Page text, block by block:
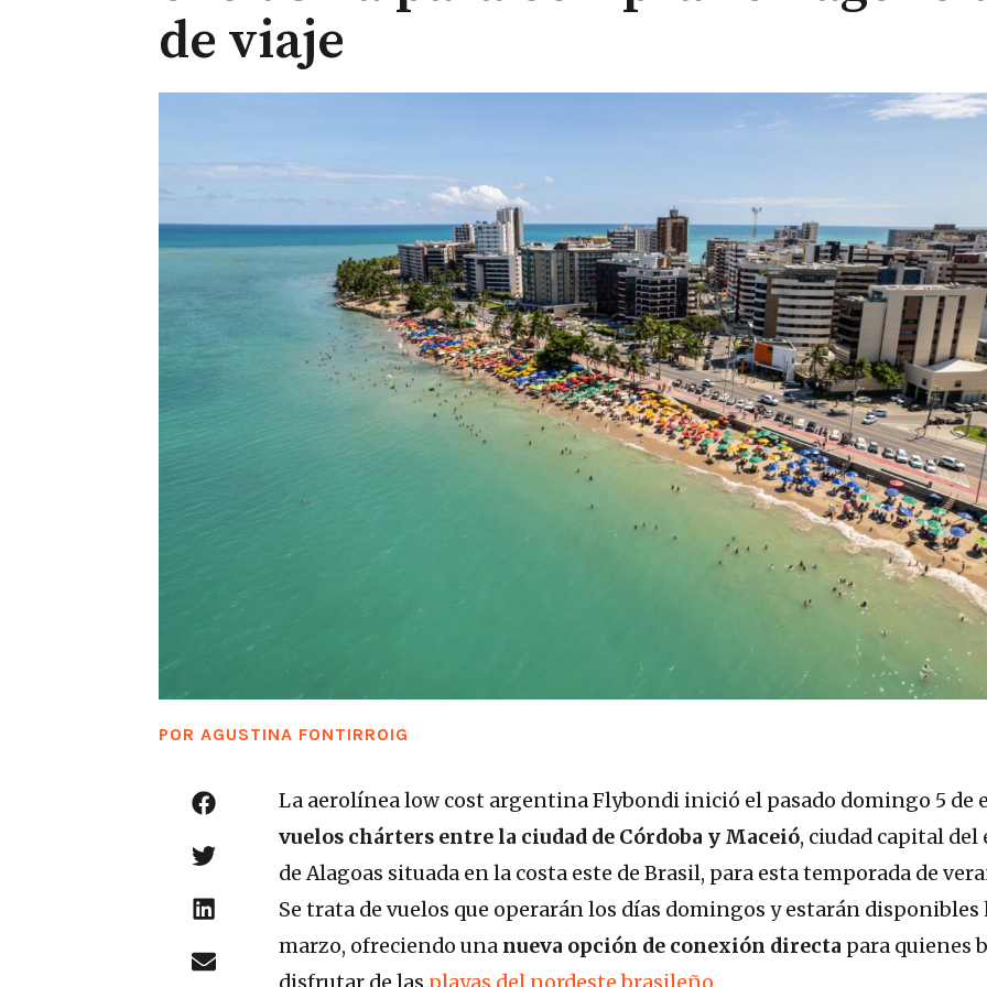
de viaje
POR AGUSTINA FONTIRROIG
La aerolínea low cost argentina Flybondi inició el pasado domingo 5 de
vuelos chárters entre la ciudad de Córdoba y Maceió, ciudad capital del
de Alagoas situada en la costa este de Brasil, para esta temporada de
Se trata de vuelos que operarán los días domingos y estarán disponibles
marzo, ofreciendo una nueva opción de conexión directa para quienes